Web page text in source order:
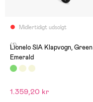
Midlertidigt udsolgt
(1)
Lionelo SIA Klapvogn, Green
Emerald
1.359,20 kr